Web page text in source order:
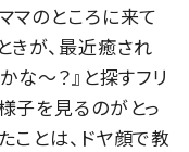
マのところに来て
きが、最近癒され
な〜？』と探すフリ
子を見るのがとっ
ことは、ドヤ顔で教